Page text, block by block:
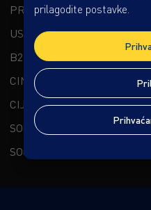
PREMIUM DOŽIVLJAJ
USLUGE
B2B
CINESTAR CHANNELS
CIJENE I OSTALO
SOCIAL CINESTAR
SOCIAL KAPTOL BOUTIQUE
prilagodite postavke.